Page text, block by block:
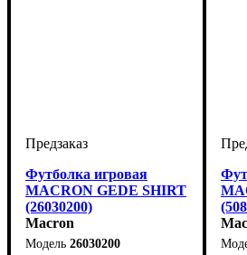
Футболка игровая
MACRON GEDE SHIRT
(26030200)
Macron
26030200